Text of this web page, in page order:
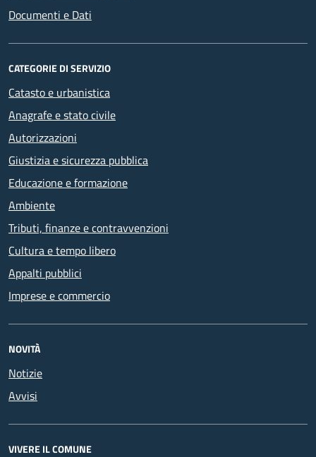
Documenti e Dati
CATEGORIE DI SERVIZIO
Catasto e urbanistica
Anagrafe e stato civile
Autorizzazioni
Giustizia e sicurezza pubblica
Educazione e formazione
Ambiente
Tributi, finanze e contravvenzioni
Cultura e tempo libero
Appalti pubblici
Imprese e commercio
NOVITÀ
Notizie
Avvisi
VIVERE IL COMUNE